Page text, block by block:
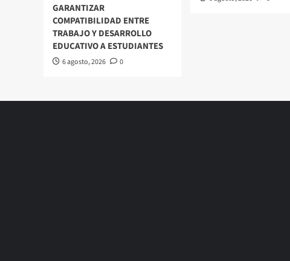
GARANTIZAR
COMPATIBILIDAD ENTRE
TRABAJO Y DESARROLLO
EDUCATIVO A ESTUDIANTES
6 agosto, 2026 0